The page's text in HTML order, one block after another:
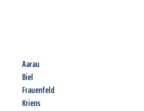
Aarau
Biel
Frauenfeld
Kriens